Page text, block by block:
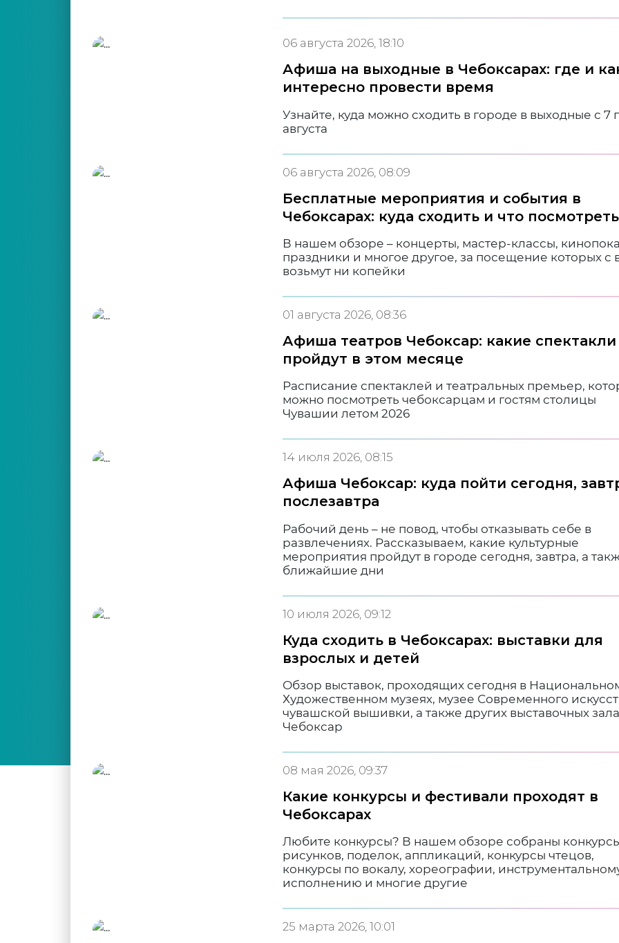
06 августа 2026, 18:10
Афиша на выходные в Чебоксарах: где и
интересно провести время
Узнайте, куда можно сходить в городе в выходные с 7
августа
06 августа 2026, 08:09
Бесплатные мероприятия и события в
Чебоксарах: куда сходить и что посмотреть
В нашем обзоре – концерты, мастер-классы,
праздники и многое другое, за посещение которых с
возьмут ни копейки
01 августа 2026, 08:36
Афиша театров Чебоксар: какие спектакли
пройдут в этом месяце
Расписание спектаклей и театральных премьер,
можно посмотреть чебоксарцам и гостям столицы
Чувашии летом 2026
14 июля 2026, 08:15
Афиша Чебоксар: куда пойти сегодня,
послезавтра
Рабочий день – не повод, чтобы отказывать себе в
развлечениях. Рассказываем, какие культурные
мероприятия пройдут в городе сегодня, завтра, а
ближайшие дни
10 июля 2026, 09:12
Куда сходить в Чебоксарах: выставки для
взрослых и детей
Обзор выставок, проходящих сегодня в
Художественном музеях, музее Современного
чувашской вышивки, а также других выставочных
Чебоксар
08 мая 2026, 09:37
Какие конкурсы и фестивали проходят в
Чебоксарах
Любите конкурсы? В нашем обзоре собраны
рисунков, поделок, аппликаций, конкурсы чтецов,
конкурсы по вокалу, хореографии,
исполнению и многие другие
25 марта 2026, 10:01